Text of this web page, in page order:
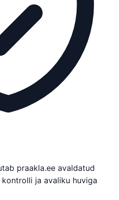
praakla.ee avaldatud
ja avaliku huviga